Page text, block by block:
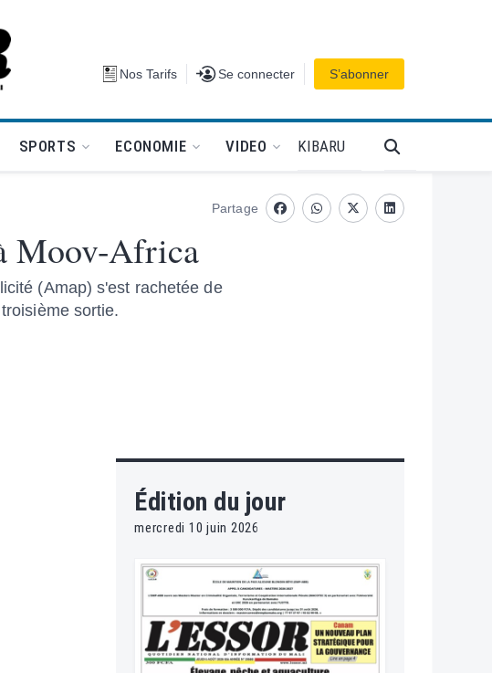
Nos Tarifs Se connecter
Se connecter S’abonner
SPORTS ECONOMIE VIDEO KIBARU
Moov-Africa
(Amap) s'est rachetée de
sortie.
Partage
FacebookwhatsappTwitterLinkedin
Édition du jour
mercredi 10 juin 2026